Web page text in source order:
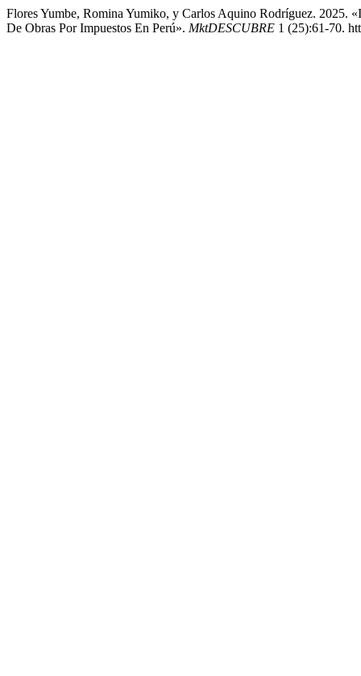
Flores Yumbe, Romina Yumiko, y Carlos Aquino Rodríguez. 2025.
De Obras Por Impuestos En Perú». MktDESCUBRE 1 (25):61-70.